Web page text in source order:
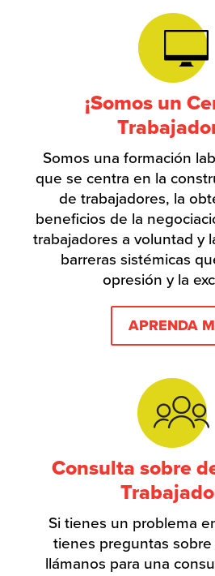
¡Somos un
Somos una formación
que se centra en la
de trabajadores, la
beneficios de la
trabajadores a voluntad y
barreras sistémicas
opresión y la
APRENDA
Consulta sobre
Si tienes un problema
tienes preguntas
llámanos para una